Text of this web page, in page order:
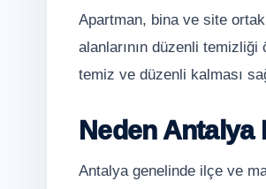
Apartman, bina ve site
alanlarının düzenli
temiz ve düzenli kalması
Neden Antalya
Antalya genelinde ilçe ve